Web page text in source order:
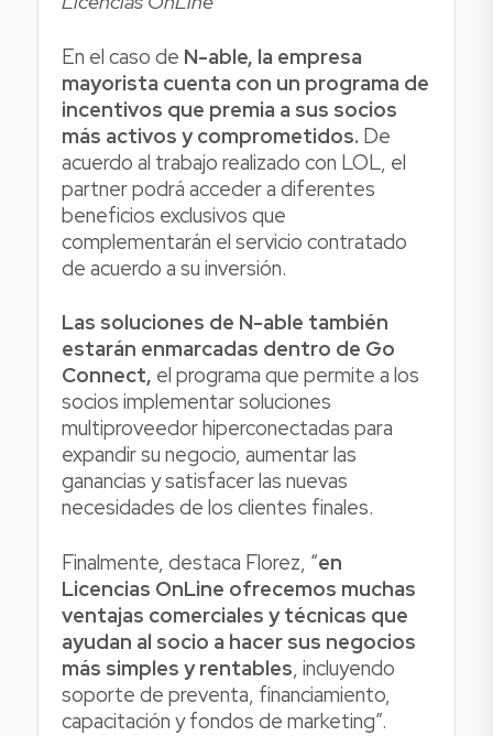
En el caso de N-able, la empresa
mayorista cuenta con un programa de
incentivos que premia a sus socios
más activos y comprometidos. De
acuerdo al trabajo realizado con LOL, el
partner podrá acceder a diferentes
beneficios exclusivos que
complementarán el servicio contratado
de acuerdo a su inversión.
Las soluciones de N-able también
estarán enmarcadas dentro de Go
Connect, el programa que permite a los
socios implementar soluciones
multiproveedor hiperconectadas para
expandir su negocio, aumentar las
ganancias y satisfacer las nuevas
necesidades de los clientes finales.
Finalmente, destaca Florez, “en
Licencias OnLine ofrecemos muchas
ventajas comerciales y técnicas que
ayudan al socio a hacer sus negocios
más simples y rentables, incluyendo
soporte de preventa, financiamiento,
capacitación y fondos de marketing”.